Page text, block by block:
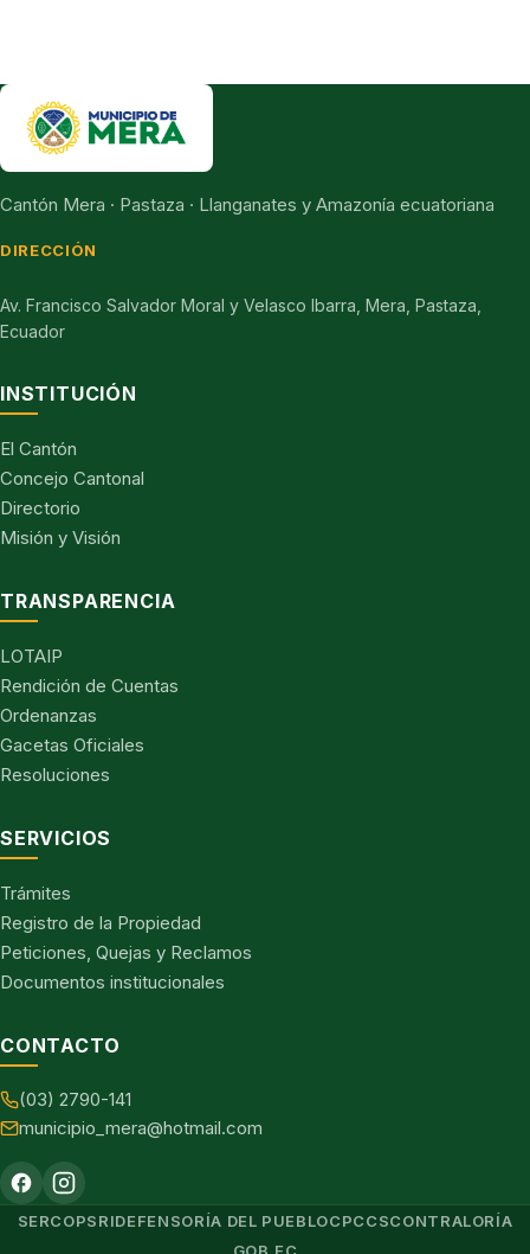
Cantón Mera · Pastaza · Llanganates y Amazonía ecuatoriana
DIRECCIÓN
Av. Francisco Salvador Moral y Velasco Ibarra, Mera, Pastaza,
Ecuador
INSTITUCIÓN
El Cantón
Concejo Cantonal
Directorio
Misión y Visión
TRANSPARENCIA
LOTAIP
Rendición de Cuentas
Ordenanzas
Gacetas Oficiales
Resoluciones
SERVICIOS
Trámites
Registro de la Propiedad
Peticiones, Quejas y Reclamos
Documentos institucionales
CONTACTO
(03) 2790-141
municipio_mera@hotmail.com
SERCOPSRIDEFENSORÍA DEL PUEBLOCPCCSCONTRALORÍA